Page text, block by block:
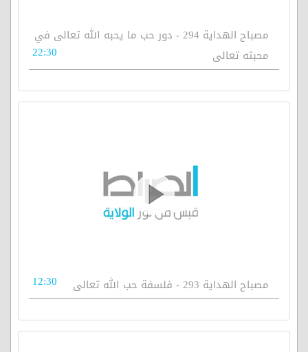
مصباح الهداية 294 - دور حب ما يحبه الله تعالى في
محبته تعالى
22:30
مصباح الهداية 293 - فلسفة حب الله تعالى 12:30